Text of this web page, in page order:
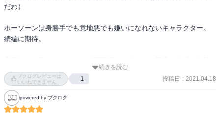
だわ）
ホーソーンは身勝手でも意地悪でも嫌いになれないキャラクター。
続編に期待。
してあげてほしい……。
続きを読む
ブクログレビューは
いいねできません
1 投稿日 : 2021.04.18
powered by ブクログ